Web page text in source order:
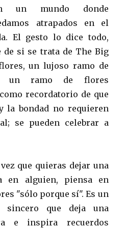
un mundo donde
atrapados en el
El gesto lo dice todo,
de si se trata de The Big
un lujoso ramo de
un ramo de flores
recordatorio de que
la bondad no requieren
se pueden celebrar a
que quieras dejar una
en alguien, piensa en
"sólo porque sí". Es un
sincero que deja una
e inspira recuerdos